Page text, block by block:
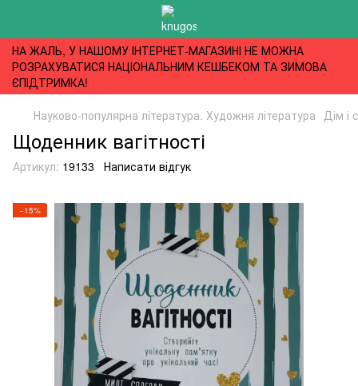
НА ЖАЛЬ, У НАШОМУ ІНТЕРНЕТ-МАГАЗИНІ НЕ МОЖНА
РОЗРАХУВАТИСЯ НАЦІОНАЛЬНИМ КЕШБЕКОМ ТА ЗИМОВА
ЄПІДТРИМКА!
Науково-популярна література. Художня література Дім і
Щоденник вагітності
Артикул: 19133 Написати відгук
−15%